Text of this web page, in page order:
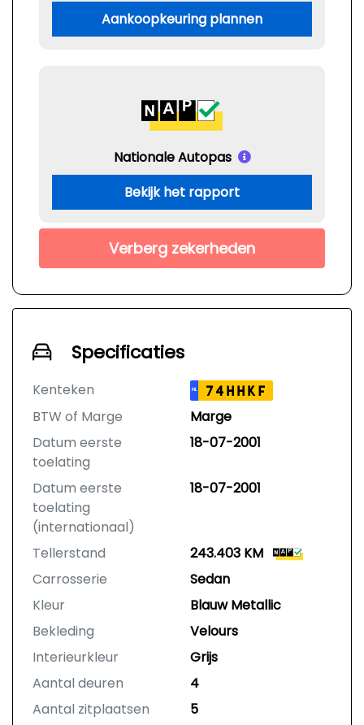
Aankoopkeuring plannen
Nationale Autopas
Bekijk het rapport
Verberg zekerheden
Specificaties
Kenteken NL 74HHKF
BTW of Marge
Marge
Datum eerste
toelating
18-07-2001
Datum eerste
toelating
(internationaal)
18-07-2001
Tellerstand
243.403 KM
Carrosserie
Sedan
Kleur
Blauw Metallic
Bekleding
Velours
Interieurkleur
Grijs
Aantal deuren
4
Aantal zitplaatsen
5